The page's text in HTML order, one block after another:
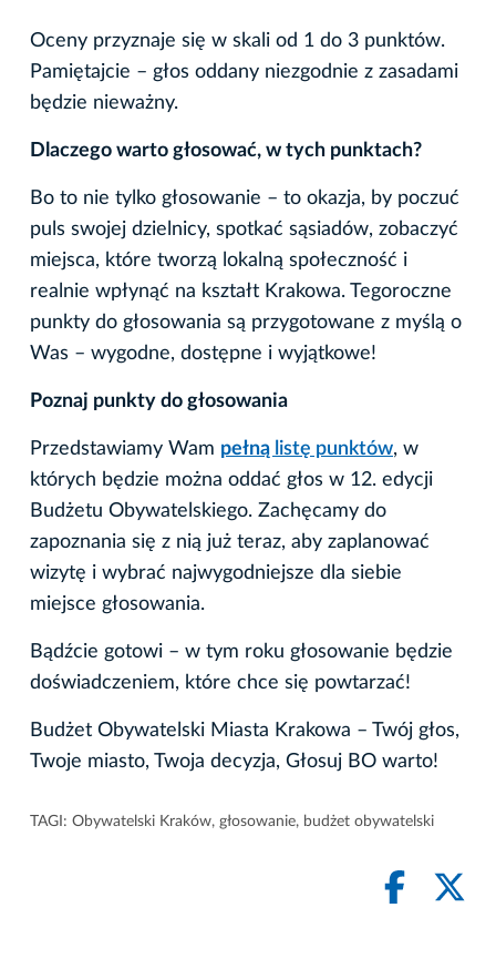
Oceny przyznaje się w skali od 1 do 3 punktów.
Pamiętajcie – głos oddany niezgodnie z zasadami
będzie nieważny.
Dlaczego warto głosować, w tych punktach?
Bo to nie tylko głosowanie – to okazja, by poczuć
puls swojej dzielnicy, spotkać sąsiadów, zobaczyć
miejsca, które tworzą lokalną społeczność i
realnie wpłynąć na kształt Krakowa. Tegoroczne
punkty do głosowania są przygotowane z myślą o
Was – wygodne, dostępne i wyjątkowe!
Poznaj punkty do głosowania
Przedstawiamy Wam pełną listę punktów, w
których będzie można oddać głos w 12. edycji
Budżetu Obywatelskiego. Zachęcamy do
zapoznania się z nią już teraz, aby zaplanować
wizytę i wybrać najwygodniejsze dla siebie
miejsce głosowania.
Bądźcie gotowi – w tym roku głosowanie będzie
doświadczeniem, które chce się powtarzać!
Budżet Obywatelski Miasta Krakowa – Twój głos,
Twoje miasto, Twoja decyzja, Głosuj BO warto!
TAGI: Obywatelski Kraków, głosowanie, budżet obywatelski